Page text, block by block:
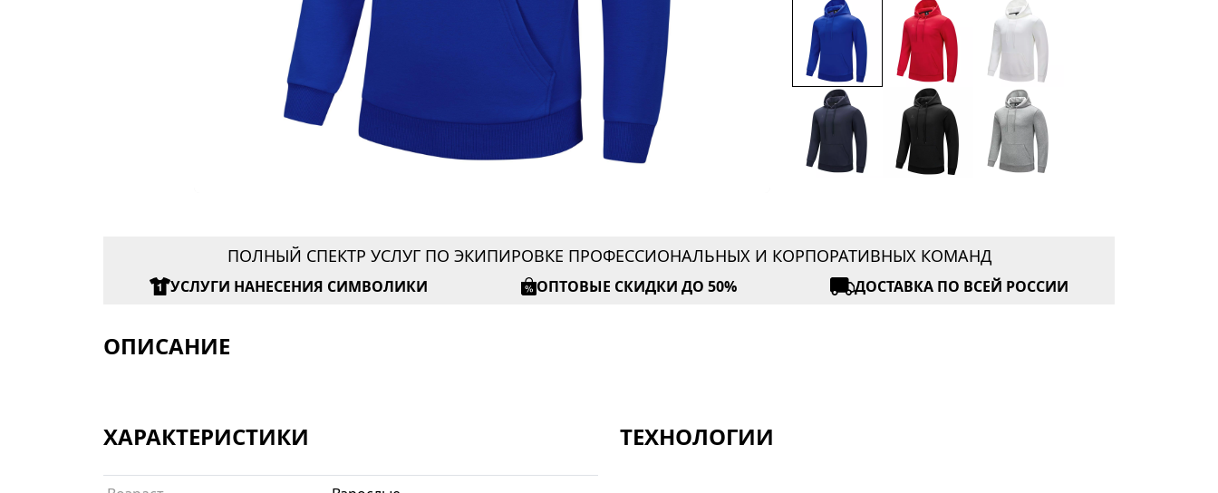
ПОЛНЫЙ СПЕКТР УСЛУГ ПО ЭКИПИРОВКЕ ПРОФЕССИОНАЛЬНЫХ И КОРПОРАТИВНЫХ КОМАНД
УСЛУГИ НАНЕСЕНИЯ СИМВОЛИКИ ОПТОВЫЕ СКИДКИ ДО 50% ДОСТАВКА ПО ВСЕЙ РОССИИ
ОПИСАНИЕ
ХАРАКТЕРИСТИКИ ТЕХНОЛОГИИ